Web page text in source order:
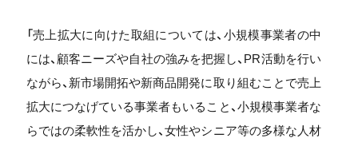
「売上拡大に向けた取組については、小規模事業者の中
には、顧客ニーズや自社の強みを把握し、PR活動を行い
ながら、新市場開拓や新商品開発に取り組むことで売上
拡大につなげている事業者もいること、小規模事業者な
らではの柔軟性を活かし、女性やシニア等の多様な人材